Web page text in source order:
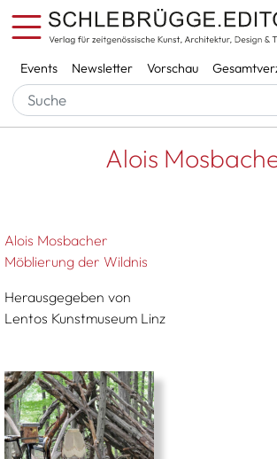
Direkt zum Inhalt
Services
Events Newsletter Vorschau
Pfadnavigation
Startseite Alois
Alois
Alois Mosbacher
Möblierung der Wildnis
Herausgegeben von
Lentos Kunstmuseum Linz